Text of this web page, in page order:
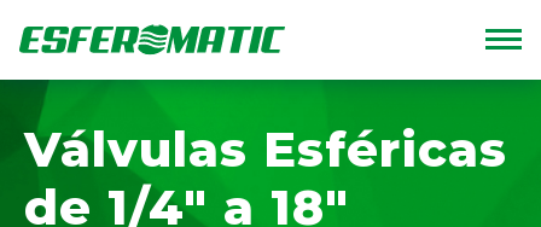
Home
Empresa
Válvulas Esféricas
de 1/4" a 18"